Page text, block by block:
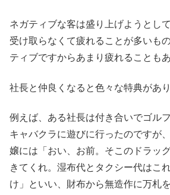
ネガティブな客は盛り上げようとし
受け取らなくて疲れることが多いも
ティブですからあまり疲れることも
社長と仲良くなると色々な特典があり
例えば、ある社長は付き合いでゴル
キャバクラに遊びに行ったのですが
嬢には「おい、お前。そこのドラッ
きてくれ。湿布代とタクシー代はこ
け」といい、財布から無造作に万札